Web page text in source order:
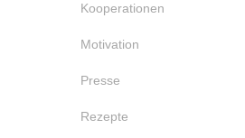
Kooperationen
Motivation
Presse
Rezepte